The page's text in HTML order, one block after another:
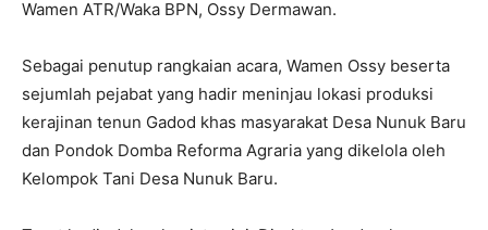
Wamen ATR/Waka BPN, Ossy Dermawan.
Sebagai penutup rangkaian acara, Wamen Ossy beserta
sejumlah pejabat yang hadir meninjau lokasi produksi
kerajinan tenun Gadod khas masyarakat Desa Nunuk Baru
dan Pondok Domba Reforma Agraria yang dikelola oleh
Kelompok Tani Desa Nunuk Baru.